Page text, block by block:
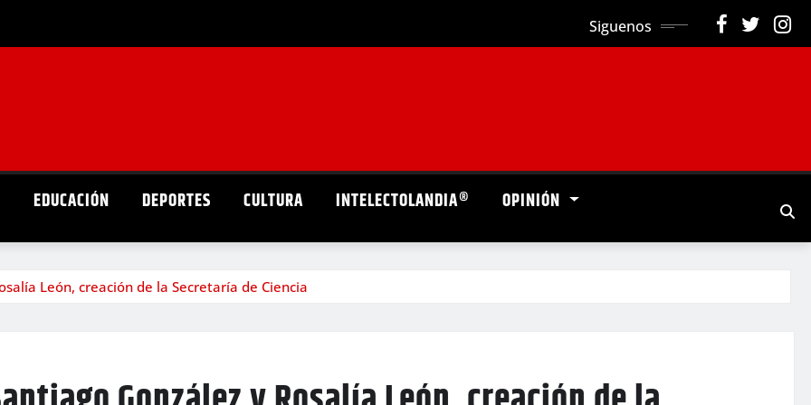
Siguenos
EDUCACIÓN DEPORTES CULTURA INTELECTOLANDIA® OPINIÓN
León, creación de la Secretaría de Ciencia